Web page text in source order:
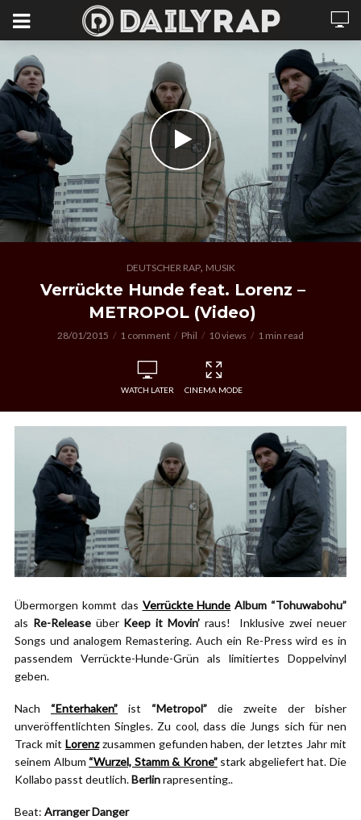
DEUTSCHER RAP, MUSIK
Verrückte Hunde feat. Lorenz –
METROPOL (Video)
28/01/2015 1 comment Phil 10 views 1 min read
WATCH LATER CINEMA MODE
Übermorgen kommt das Verrückte Hunde Album “Tohuwabohu”
als Re-Releaseüber Keep it Movin’ raus! Inklusive zwei neuer
Songs und analogem Remastering. Auch ein Re-Press wird es in
passendem Verrückte-Hunde-Grün als limitiertes Doppelvinyl
geben.
Nach “Enterhaken” ist “Metropol” die zweite der bisher
unveröffentlichten Singles. Zu cool, dass die Jungs sich für nen
Track mit Lorenzzusammen gefunden haben, der letztes Jahr mit
seinem Album “Wurzel, Stamm & Krone” stark abgeliefert hat. Die
Kollabo passt deutlich.Berlinrapresenting..
Beat: Arranger Danger